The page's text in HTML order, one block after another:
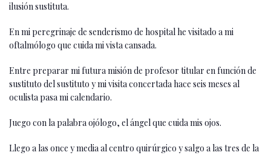
ilusión sustituta.
En mi peregrinaje de senderismo de hospital he visitado a mi
oftalmólogo que cuida mi vista cansada.
Entre preparar mi futura misión de profesor titular en función de
sustituto del sustituto y mi visita concertada hace seis meses al
oculista pasa mi calendario.
Juego con la palabra ojólogo, el ángel que cuida mis ojos.
Llego a las once y media al centro quirúrgico y salgo a las tres de la